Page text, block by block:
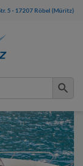
5 · 17207 Röbel (Müritz)
Search Button
Felder aus.
Ihrer